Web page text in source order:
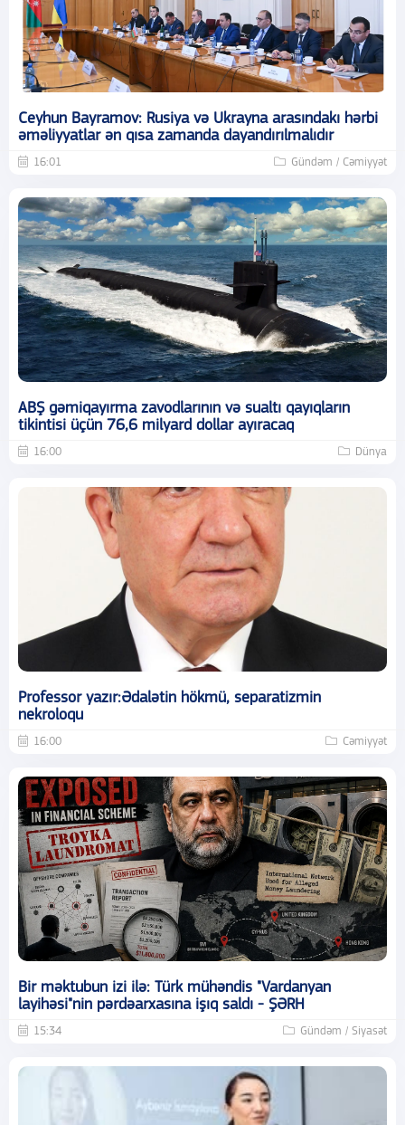
Ceyhun Bayramov: Rusiya və Ukrayna arasındakı hərbi
əməliyyatlar ən qısa zamanda dayandırılmalıdır
16:01 Gündəm / Cəmiyyət
ABŞ gəmiqayırma zavodlarının və sualtı qayıqların
tikintisi üçün 76,6 milyard dollar ayıracaq
16:00 Dünya
Professor yazır:Ədalətin hökmü, separatizmin
nekroloqu
16:00 Cəmiyyət
Bir məktubun izi ilə: Türk mühəndis "Vardanyan
layihəsi"nin pərdəarxasına işıq saldı - ŞƏRH
15:34 Gündəm / Siyasət